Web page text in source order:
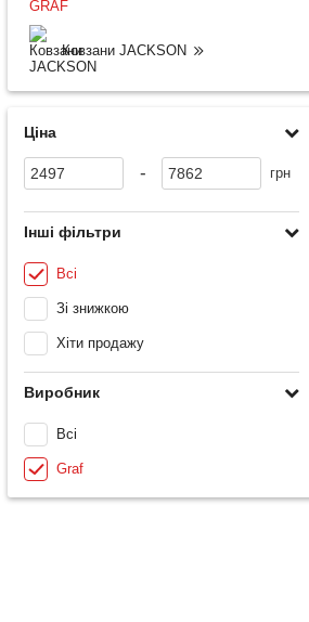
Ковзани JACKSON
Ціна
- грн
Інші фільтри
Всі
Зі знижкою
Хіти продажу
Виробник
Всі
Graf